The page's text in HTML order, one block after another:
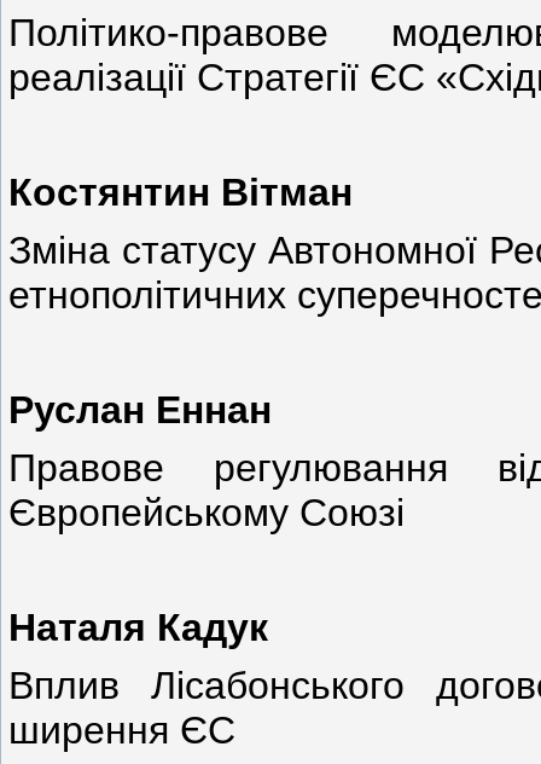
Політико-правове
реалізації Стратегії ЄС
Костянтин Вітман
Зміна статусу Автономної
етнополітичних
Руслан Еннан
Правове регулювання
Європейському Союзі
Наталя Кадук
Вплив Лісабонського
ширення ЄС